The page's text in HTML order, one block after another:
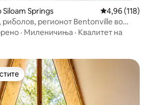
Springs Просечна
4,96 (118)
риболов, регионот Bentonville во
· Миленичиња · Квалитет на
„Омилени на гостите“